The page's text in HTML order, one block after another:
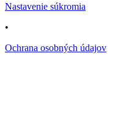
Nastavenie súkromia
•
Ochrana osobných údajov